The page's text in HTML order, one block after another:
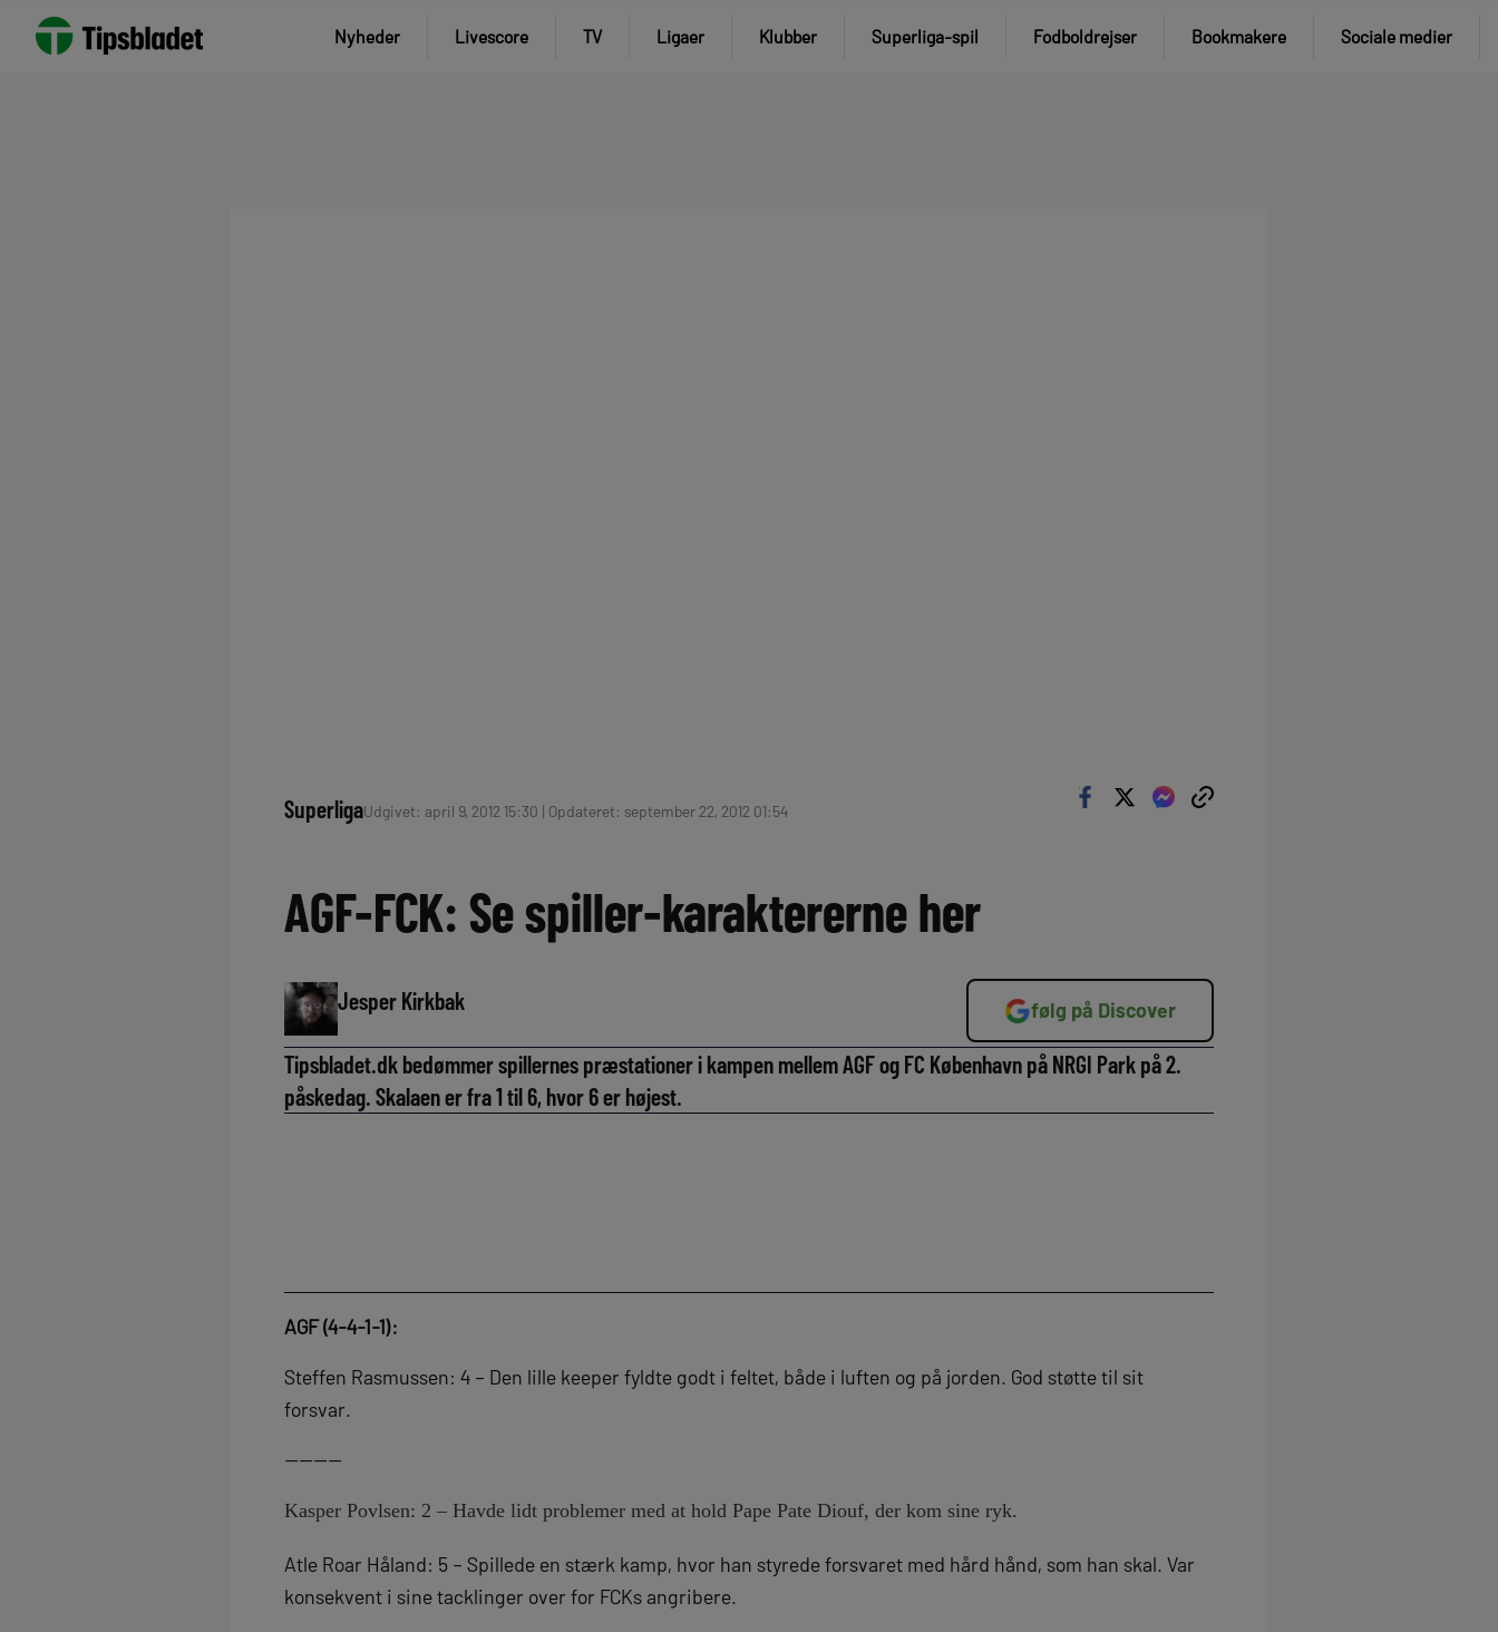
Nyheder Livescore TV Ligaer Klubber Superliga-spil Fodboldrejser Bookmakere Sociale medier
SuperligaUdgivet: april 9, 2012 15:30 | Opdateret: september 22, 2012 01:54
AGF-FCK: Se spiller-karaktererne her
Jesper Kirkbak følg på Discover
Tipsbladet.dk bedømmer spillernes præstationer i kampen mellem AGF og FC København på NRGI Park på 2.
påskedag. Skalaen er fra 1 til 6, hvor 6 er højest.
AGF (4-4-1-1):
Steffen Rasmussen: 4 – Den lille keeper fyldte godt i feltet, både i luften og på jorden. God støtte til sit
forsvar.
————
Kasper Povlsen: 2 – Havde lidt problemer med at hold Pape Pate Diouf, der kom sine ryk.
Atle Roar Håland: 5 – Spillede en stærk kamp, hvor han styrede forsvaret med hård hånd, som han skal. Var
konsekvent i sine tacklinger over for FCKs angribere.